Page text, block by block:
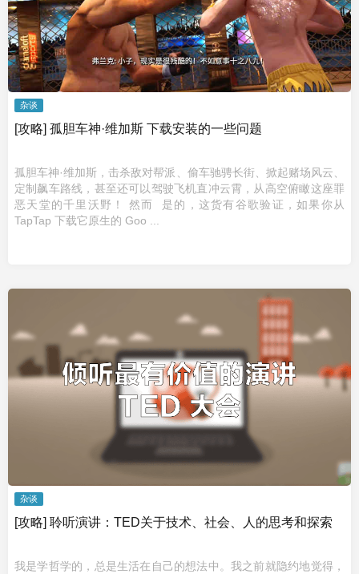
杂谈
[攻略] 孤胆车神·维加斯 下载安装的一些问题
孤胆车神·维加斯，击杀敌对帮派、偷车驰骋长街、掀起赌场风云、
定制飙车路线，甚至还可以驾驶飞机直冲云霄，从高空俯瞰这座罪
恶天堂的千里沃野！ 然而 是的，这货有谷歌验证，如果你从
TapTap 下载它原生的 Goo ...
杂谈
[攻略] 聆听演讲：TED关于技术、社会、人的思考和探索
我是学哲学的，总是生活在自己的想法中。我之前就隐约地觉得，